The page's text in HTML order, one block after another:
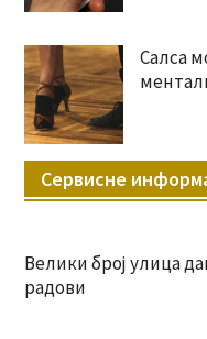
Салса
Сервисне
Велики број улица
радови